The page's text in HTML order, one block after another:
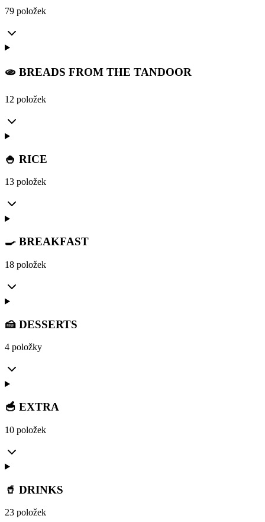
79 položek
🫓 BREADS FROM THE TANDOOR
12 položek
🍚 RICE
13 položek
🍳 BREAKFAST
18 položek
🍰 DESSERTS
4 položky
🥣 EXTRA
10 položek
🥤 DRINKS
23 položek